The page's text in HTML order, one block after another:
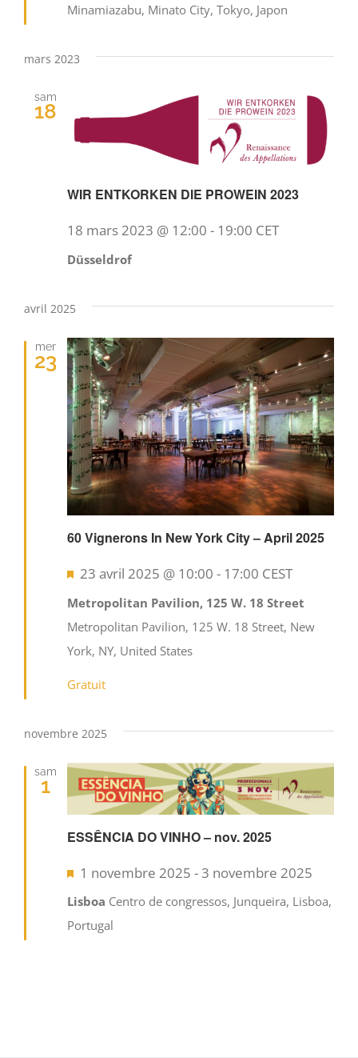
Minamiazabu, Minato City, Tokyo, Japon
mars 2023
sam
18
WIR ENTKORKEN DIE PROWEIN 2023
18 mars 2023 @ 12:00 - 19:00 CET
Düsseldrof
avril 2025
mer
23
60 Vignerons In New York City – April 2025
Mis
en
avant
23 avril 2025 @ 10:00 - 17:00 CEST
Metropolitan Pavilion, 125 W. 18 Street
Metropolitan Pavilion, 125 W. 18 Street, New
York, NY, United States
Gratuit
novembre 2025
sam
1
ESSÊNCIA DO VINHO – nov. 2025
Mis
en
avant
1 novembre 2025 -3 novembre 2025
Lisboa Centro de congressos, Junqueira, Lisboa,
Portugal